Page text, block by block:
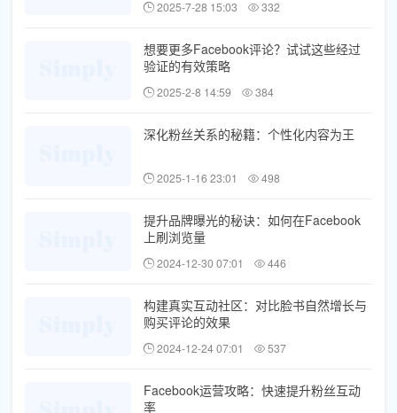
2025-7-28 15:03 332
想要更多Facebook评论？试试这些经过
验证的有效策略
2025-2-8 14:59 384
深化粉丝关系的秘籍：个性化内容为王
2025-1-16 23:01 498
提升品牌曝光的秘诀：如何在Facebook
上刷浏览量
2024-12-30 07:01 446
构建真实互动社区：对比脸书自然增长与
购买评论的效果
2024-12-24 07:01 537
Facebook运营攻略：快速提升粉丝互动
率